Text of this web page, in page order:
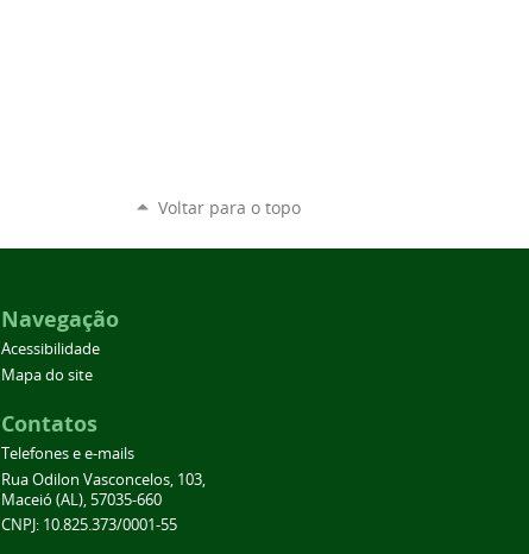
Voltar para o topo
Navegação
Acessibilidade
Mapa do site
Contatos
Telefones e e-mails
Rua Odilon Vasconcelos, 103,
Maceió (AL), 57035-660
CNPJ: 10.825.373/0001-55